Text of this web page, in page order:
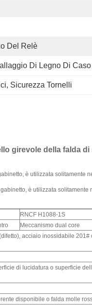
Del Relè
Di Legno Di Caso
, Sicurezza Tornelli
girevole della falda
è utilizzata solitamente
è utilizzata
RNCF H1088-1S
Meccanismo dual core
acciaio inossidabile 201#
di lucidatura o superficie
disponibile o falda molle